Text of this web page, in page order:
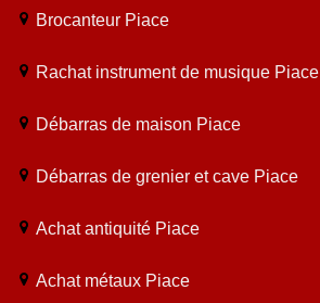
Brocanteur Piace
Rachat instrument de musique Piace
Débarras de maison Piace
Débarras de grenier et cave Piace
Achat antiquité Piace
Achat métaux Piace